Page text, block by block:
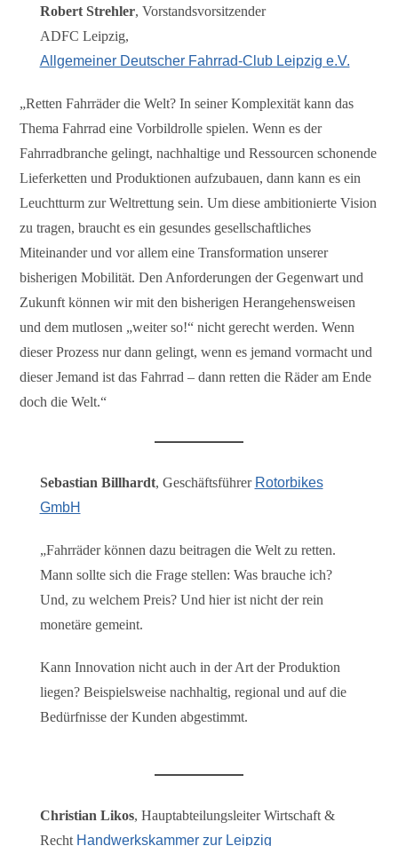
Robert Strehler, Vorstandsvorsitzender
ADFC Leipzig,
Allgemeiner Deutscher Fahrrad-Club Leipzig e.V.
„Retten Fahrräder die Welt? In seiner Komplexität kann das
Thema Fahrrad eine Vorbildrolle spielen. Wenn es der
Fahrradbranche gelingt, nachhaltige und Ressourcen schonende
Lieferketten und Produktionen aufzubauen, dann kann es ein
Leuchtturm zur Weltrettung sein. Um diese ambitionierte Vision
zu tragen, braucht es ein gesundes gesellschaftliches
Miteinander und vor allem eine Transformation unserer
bisherigen Mobilität. Den Anforderungen der Gegenwart und
Zukunft können wir mit den bisherigen Herangehensweisen
und dem mutlosen „weiter so!“ nicht gerecht werden. Wenn
dieser Prozess nur dann gelingt, wenn es jemand vormacht und
dieser Jemand ist das Fahrrad – dann retten die Räder am Ende
doch die Welt.“
Sebastian Billhardt, Geschäftsführer Rotorbikes
GmbH
„Fahrräder können dazu beitragen die Welt zu retten.
Mann sollte sich die Frage stellen: Was brauche ich?
Und, zu welchem Preis? Und hier ist nicht der rein
monetäre gemeint.
Kann Innovation nicht auch in der Art der Produktion
liegen? Beispielsweise nachhaltig, regional und auf die
Bedürfnisse der Kunden abgestimmt.
Christian Likos, Hauptabteilungsleiter Wirtschaft &
Recht Handwerkskammer zur Leipzig